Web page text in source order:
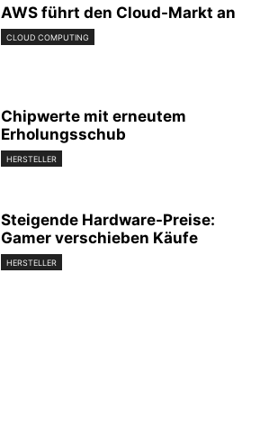
AWS führt den Cloud-Markt an
CLOUD COMPUTING
Chipwerte mit erneutem
Erholungsschub
HERSTELLER
Steigende Hardware-Preise:
Gamer verschieben Käufe
HERSTELLER